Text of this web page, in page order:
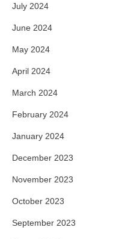
July 2024
June 2024
May 2024
April 2024
March 2024
February 2024
January 2024
December 2023
November 2023
October 2023
September 2023